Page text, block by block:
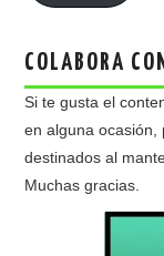
COLABORA
Si te gusta el
en alguna ocasión,
destinados al
Muchas gracias.